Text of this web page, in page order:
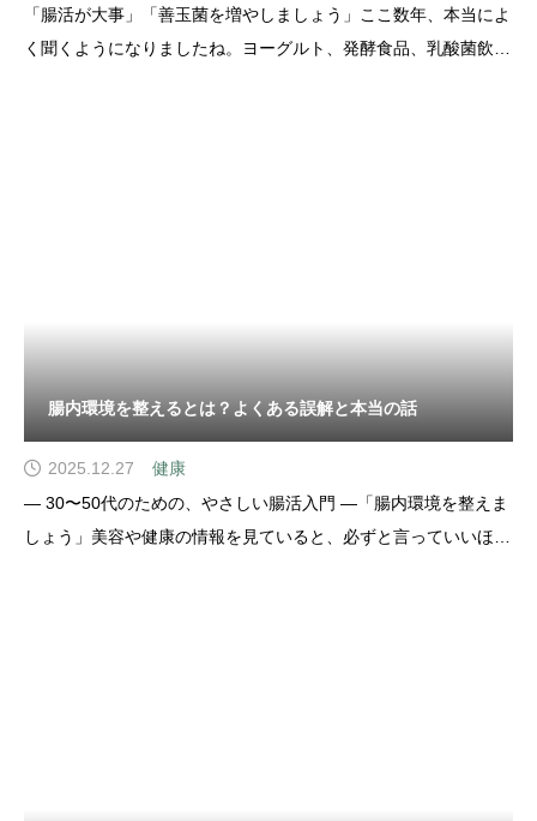
「腸活が大事」「善玉菌を増やしましょう」ここ数年、本当によ
く聞くようになりましたね。ヨーグルト、発酵食品、乳酸菌飲
腸内環境を整えるとは？よくある誤解と本当の話
2025.12.27
健康
― 30〜50代のための、やさしい腸活入門 ―「腸内環境を整えま
しょう」美容や健康の情報を見ていると、必ずと言っていいほど